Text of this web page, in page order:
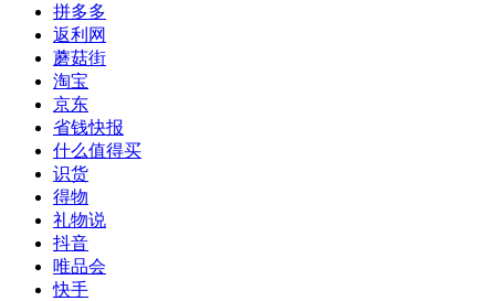
拼多多
返利网
蘑菇街
淘宝
京东
省钱快报
什么值得买
识货
得物
礼物说
抖音
唯品会
快手